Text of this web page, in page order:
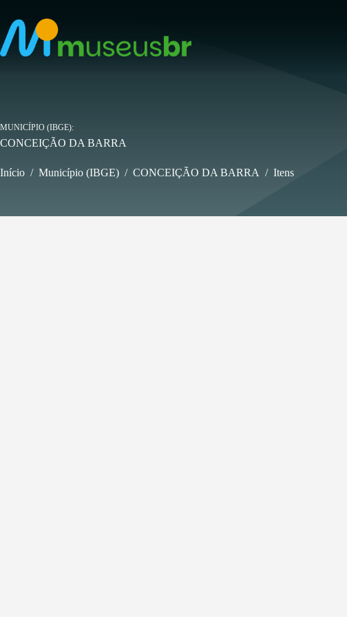
para
conteúdo
MUNICÍPIO (IBGE)
CONCEIÇÃO DA BARRA
Início / Município (IBGE) / CONCEIÇÃO DA BARRA / Itens